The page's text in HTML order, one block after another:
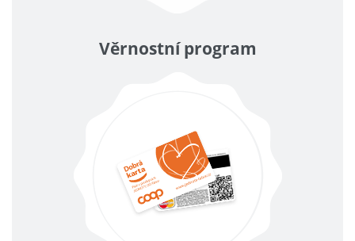
Věrnostní program